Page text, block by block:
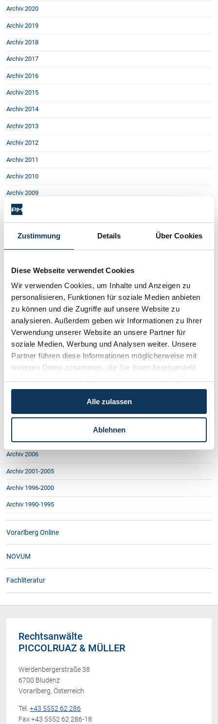
Zustimmung Details Über Cookies
Diese Webseite verwendet Cookies
Wir verwenden Cookies, um Inhalte und Anzeigen zu
personalisieren, Funktionen für soziale Medien anbieten
zu können und die Zugriffe auf unsere Website zu
analysieren. Außerdem geben wir Informationen zu Ihrer
Verwendung unserer Website an unsere Partner für
soziale Medien, Werbung und Analysen weiter. Unsere
Partner führen diese Informationen möglicherweise mit
weiteren Daten zusammen, die Sie ihnen bereitgestellt
gesammelt haben.
Alle zulassen
Ablehnen
und Übergabeverträgen
Checklisten: Haus-, Wohnungs- und
Checkliste: Mietvertrag
Checkliste: GmbH-Gründung
Checkliste: Gewerbeanm. durch jur.
Archiv 2020
Archiv 2019
Archiv 2018
Archiv 2017
Archiv 2016
Archiv 2015
Archiv 2014
Archiv 2013
Archiv 2012
Archiv 2011
Archiv 2010
Archiv 2009
Archiv 2008
Kein Schadenersatz bei unvorhersehbaren
Ehebruch: Unterhalt nur teilweise
Kreditnehmer gröblich benachteiligt
Blutgrätsche - kein Schadenersatz?
Äpfel in des Nachbars Garten
Warnpflicht des planenden Baumeisters
Faxsendebericht genügt als Beweis
Bonitätsauskünfte und Datenschutz
Rechtsschutzversicherung und ihre Fallen
Patchwork-Familien
Fällt das Zahnarztmonopol?
Kündigung ohne Grund
Was ist „Handy-fair use“
Verantwortlichkeit im Skitourensport
Gleichbehandlung verschärft
Vorsorgevollmacht - Patientenverfügung
Archiv 2006
Archiv 2001-2005
Archiv 1996-2000
Archiv 1990-1995
Vorarlberg Online
NOVUM
Fachliteratur
Rechtsanwälte
PICCOLRUAZ & MÜLLER
Werdenbergerstraße 38
6700 Bludenz
Vorarlberg, Österreich
Tel.+43 5552 62 286
Fax +43 5552 62 286-18